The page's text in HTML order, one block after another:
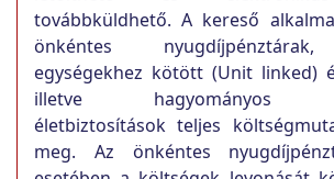
továbbküldhető. A kereső
önkéntes
egységekhez kötött (Unit linked)
illetve hagyományos
életbiztosítások teljes
meg. Az önkéntes